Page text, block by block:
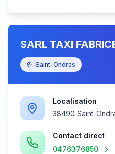
SARL TAXI
Saint-Ondras
Localisation
38490 Saint-
Contact direct
0476376850